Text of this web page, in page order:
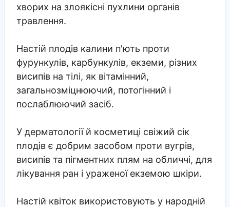
хворих на злоякісні пухлини органів
травлення.
Настій плодів калини п'ють проти
фурункулів, карбункулів, екземи, різних
висипів на тілі, як вітамінний,
загальнозміцнюючий, потогінний і
послаблюючий засіб.
У дерматології й косметиці свіжий сік
плодів є добрим засобом проти вугрів,
висипів та пігментних плям на обличчі, для
лікування ран і ураженої екземою шкіри.
Настій квіток використовують у народній